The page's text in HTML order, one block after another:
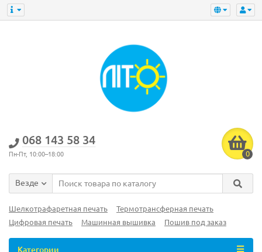
‎068 143 58 34
Пн-Пт, 10:00–18:00 0
Везде
Шелкотрафаретная печать
Термотрансферная печать
Цифровая печать
Машинная вышивка Пошив под заказ
Категории